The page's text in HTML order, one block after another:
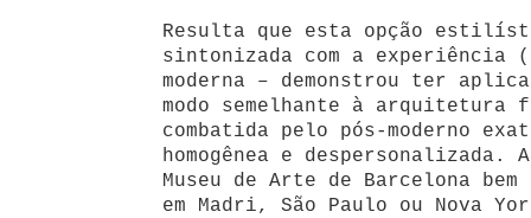
Resulta que esta opção
sintonizada com a
moderna – demonstrou ter
modo semelhante à
combatida pelo pós-moderno
homogênea e despersonalizada.
Museu de Arte de Barcelona
em Madri, São Paulo ou Nova